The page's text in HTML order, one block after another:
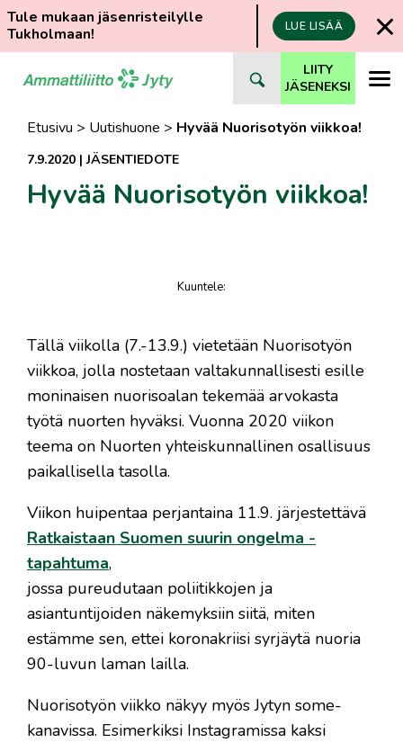
Tule mukaan jäsenristeilylle
Tukholmaan!
LUE LISÄÄ
suoraan
LIITY
JÄSENEKSI
Etusivu > Uutishuone > Hyvää Nuorisotyön viikkoa!
7.9.2020 |JÄSENTIEDOTE
Hyvää Nuorisotyön viikkoa!
Kuuntele:
Tällä viikolla (7.-13.9.) vietetään Nuorisotyön
viikkoa, jolla nostetaan valtakunnallisesti esille
moninaisen nuorisoalan tekemää arvokasta
työtä nuorten hyväksi. Vuonna 2020 viikon
teema on Nuorten yhteiskunnallinen osallisuus
paikallisella tasolla.
Viikon huipentaa perjantaina 11.9. järjestettävä
Ratkaistaan Suomen suurin ongelma -
tapahtuma,
jossa pureudutaan poliitikkojen ja
asiantuntijoiden näkemyksiin siitä, miten
estämme sen, ettei koronakriisi syrjäytä nuoria
90-luvun laman lailla.
Nuorisotyön viikko näkyy myös Jytyn some-
kanavissa. Esimerkiksi Instagramissa kaksi